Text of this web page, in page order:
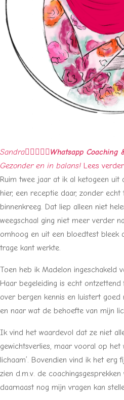
Sandra    Whatsapp Coaching
Gezonder en in balans! Lees verder
Ruim twee jaar at ik al ketogeen
hier, een receptie daar, zonder
binnenkreeg. Dat liep alleen niet
weegschaal ging niet meer verder
omhoog en uit een bloedtest bleek
trage kant werkte.
Toen heb ik Madelon ingeschakeld
Haar begeleiding is echt
over bergen kennis en luistert goed
en naar wat de behoefte van mijn
Ik vind het waardevol dat ze niet
gewichtsverlies, maar vooral op het
lichaam’. Bovendien vind ik het
zien d.m.v. de
daarnaast nog mijn vragen kan